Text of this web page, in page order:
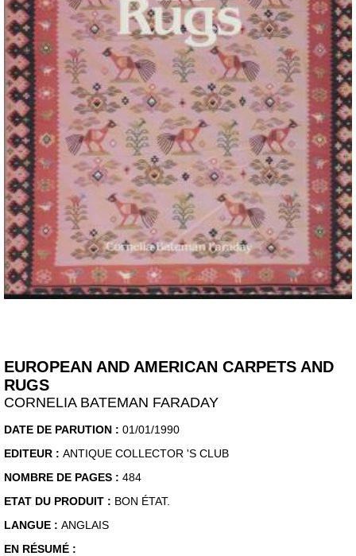
EUROPEAN AND AMERICAN CARPETS AND
RUGS
CORNELIA BATEMAN FARADAY
DATE DE PARUTION : 01/01/1990
EDITEUR : ANTIQUE COLLECTOR 'S CLUB
NOMBRE DE PAGES : 484
ETAT DU PRODUIT : BON ÉTAT.
LANGUE : ANGLAIS
EN RÉSUMÉ :